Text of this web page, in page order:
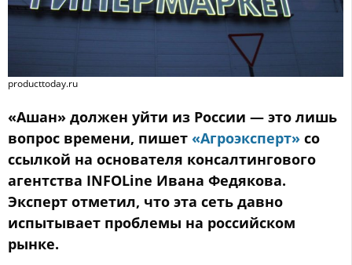
producttoday.ru
«Ашан» должен уйти из России — это лишь
вопрос времени, пишет «Агроэксперт» со
ссылкой на основателя консалтингового
агентства INFOLine Ивана Федякова.
Эксперт отметил, что эта сеть давно
испытывает проблемы на российском
рынке.